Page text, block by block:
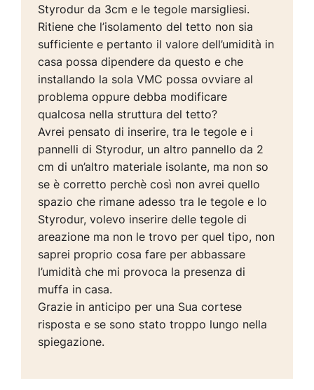
Styrodur da 3cm e le tegole marsigliesi.
Ritiene che l’isolamento del tetto non sia
sufficiente e pertanto il valore dell’umidità in
casa possa dipendere da questo e che
installando la sola VMC possa ovviare al
problema oppure debba modificare
qualcosa nella struttura del tetto?
Avrei pensato di inserire, tra le tegole e i
pannelli di Styrodur, un altro pannello da 2
cm di un’altro materiale isolante, ma non so
se è corretto perchè così non avrei quello
spazio che rimane adesso tra le tegole e lo
Styrodur, volevo inserire delle tegole di
areazione ma non le trovo per quel tipo, non
saprei proprio cosa fare per abbassare
l’umidità che mi provoca la presenza di
muffa in casa.
Grazie in anticipo per una Sua cortese
risposta e se sono stato troppo lungo nella
spiegazione.